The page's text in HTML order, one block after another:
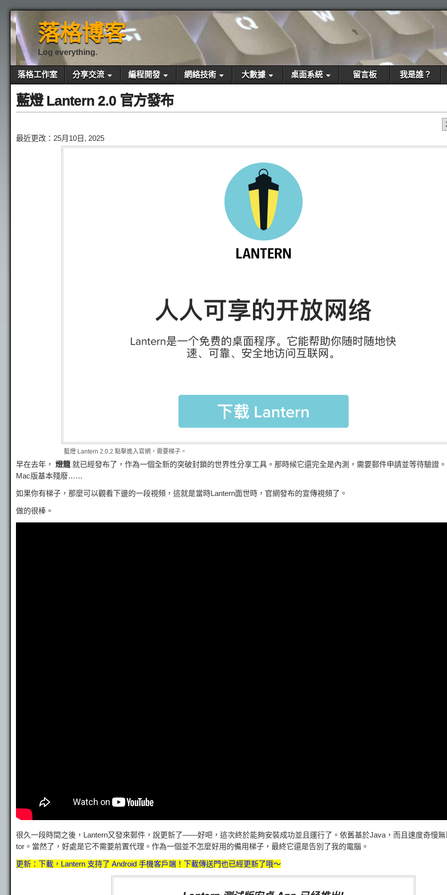
落格博客
Log everything.
落格工作室 分享交流 編程開發 網絡技術 大數據 桌面系統 留言板 我是誰？
藍燈 Lantern 2.0 官方發布
最近更改：25月10日, 2025
藍燈 Lantern 2.0.2 點擊進入官網，需要梯子。
早在去年， 燈籠 就已經發布了，作為一個全新的突破封鎖的世界性分享工具。那時候它還完全是內測，需要郵件申請並等待驗證
Mac版基本殘廢……
如果你有梯子，那麼可以觀看下邊的一段視頻，這就是當時Lantern面世時，官網發布的宣傳視頻了。
做的很棒。
很久一段時間之後，Lantern又發來郵件，說更新了——好吧，這次終於能夠安裝成功並且運行了。依舊基於Java，而且速度奇慢
tor。當然了，好處是它不需要前置代理。作為一個並不怎麼好用的備用梯子，最終它還是告別了我的電腦。
更新：下載，Lantern 支持了 Android 手機客戶端！下載傳送門也已經更新了哦～